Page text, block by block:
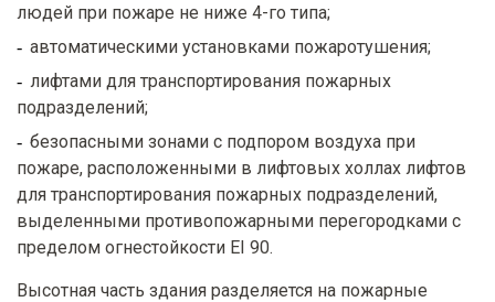
людей при пожаре не ниже 4-го типа;
автоматическими установками пожаротушения;
лифтами для транспортирования пожарных
подразделений;
безопасными зонами с подпором воздуха при
пожаре, расположенными в лифтовых холлах лифтов
для транспортирования пожарных подразделений,
выделенными противопожарными перегородками с
пределом огнестойкости EI 90.
Высотная часть здания разделяется на пожарные